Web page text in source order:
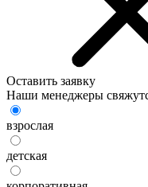
Оставить заявку
Наши менеджеры
взрослая
детская